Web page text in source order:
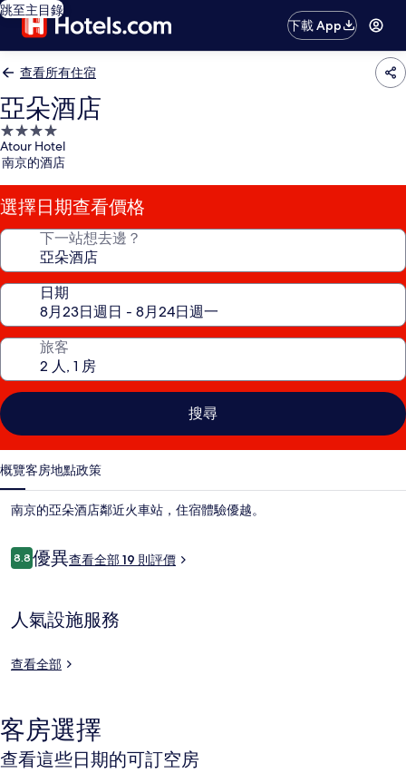
跳至主目錄
下載 App
查看所有住宿
亞朵酒店
4.0
星
級
住
宿
Atour Hotel
南京的酒店
選擇日期查看價格
下一站想去邊？
日期
旅客
搜尋
概覽客房地點政策
南京的亞朵酒店鄰近火車站，住宿體驗優越。
評
價
8.88.8 分，滿分 10 分，
優異查看全部 19 則評價
人氣設施服務
查看全部
客房選擇
查看這些日期的可訂空房